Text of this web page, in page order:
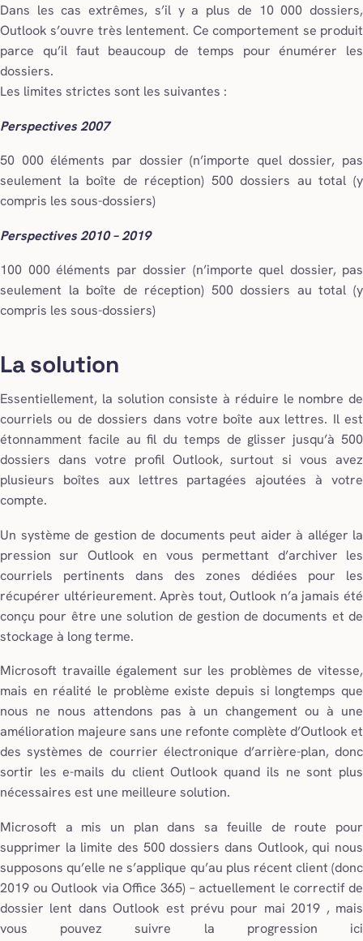
Dans les cas extrêmes, s’il y a plus de 10 000 dossiers,
Outlook s’ouvre très lentement. Ce comportement se produit
parce qu’il faut beaucoup de temps pour énumérer les
dossiers.
Les limites strictes sont les suivantes :
Perspectives 2007
50 000 éléments par dossier (n’importe quel dossier, pas
seulement la boîte de réception) 500 dossiers au total (y
compris les sous-dossiers)
Perspectives 2010 – 2019
100 000 éléments par dossier (n’importe quel dossier, pas
seulement la boîte de réception) 500 dossiers au total (y
compris les sous-dossiers)
La solution
Essentiellement, la solution consiste à réduire le nombre de
courriels ou de dossiers dans votre boîte aux lettres. Il est
étonnamment facile au fil du temps de glisser jusqu’à 500
dossiers dans votre profil Outlook, surtout si vous avez
plusieurs boîtes aux lettres partagées ajoutées à votre
compte.
Un système de gestion de documents peut aider à alléger la
pression sur Outlook en vous permettant d’archiver les
courriels pertinents dans des zones dédiées pour les
récupérer ultérieurement. Après tout, Outlook n’a jamais été
conçu pour être une solution de gestion de documents et de
stockage à long terme.
Microsoft travaille également sur les problèmes de vitesse,
mais en réalité le problème existe depuis si longtemps que
nous ne nous attendons pas à un changement ou à une
amélioration majeure sans une refonte complète d’Outlook et
des systèmes de courrier électronique d’arrière-plan, donc
sortir les e-mails du client Outlook quand ils ne sont plus
nécessaires est une meilleure solution.
Microsoft a mis un plan dans sa feuille de route pour
supprimer la limite des 500 dossiers dans Outlook, qui nous
supposons qu’elle ne s’applique qu’au plus récent client (donc
2019 ou Outlook via Office 365) – actuellement le correctif de
dossier lent dans Outlook est prévu pour mai 2019 , mais
vous pouvez suivre la progression ici